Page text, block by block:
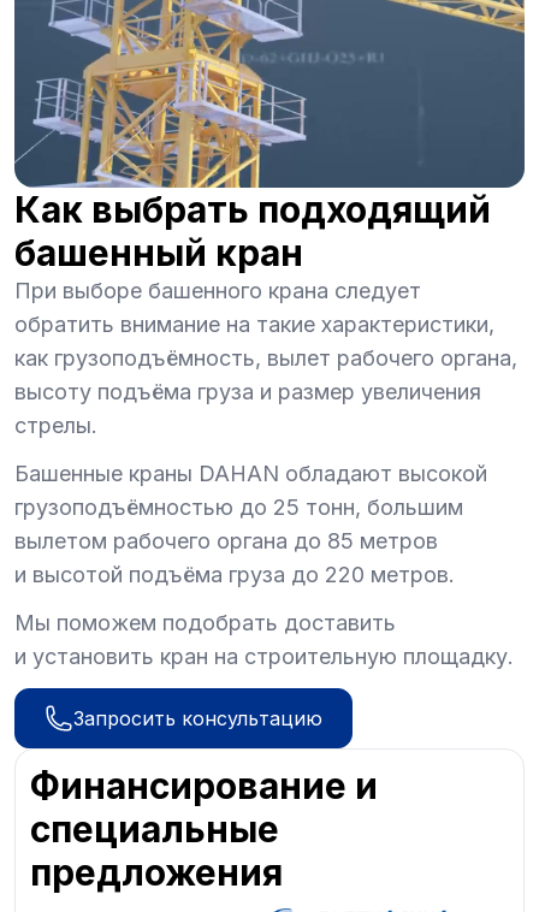
Как выбрать подходящий
башенный кран
При выборе башенного крана следует
обратить внимание на такие характеристики,
как грузоподъёмность, вылет рабочего органа,
высоту подъёма груза и размер увеличения
стрелы.
Башенные краны DAHAN обладают высокой
грузоподъёмностью до 25 тонн, большим
вылетом рабочего органа до 85 метров
и высотой подъёма груза до 220 метров.
Мы поможем подобрать доставить
и установить кран на строительную площадку.
Запросить консультацию
Финансирование и
специальные
предложения